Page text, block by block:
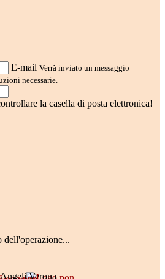
E-mail Verrà inviato un messaggio
necessarie.
la casella di posta elettronica!
dell'operazione...